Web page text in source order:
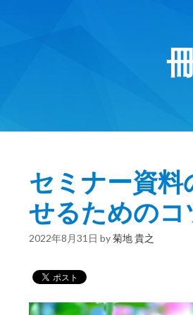
セミナー資料
せるためのコ
2022年8月31日 by菊地 貴之